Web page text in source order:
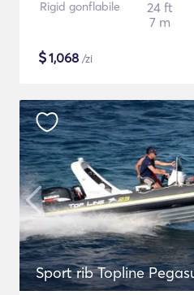
Rigid gonflabile
24 ft
7 m
$1,068 /zi
Sport rib Topline